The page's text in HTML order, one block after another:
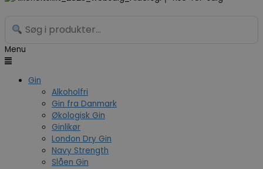
Menu
Gin
Alkoholfri
Gin fra Danmark
Økologisk Gin
Ginlikør
London Dry Gin
Navy Strength
Slåen Gin